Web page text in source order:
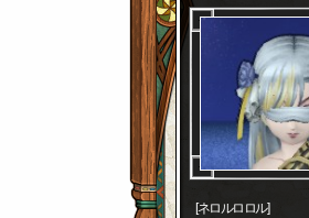
[ネロルロロル]